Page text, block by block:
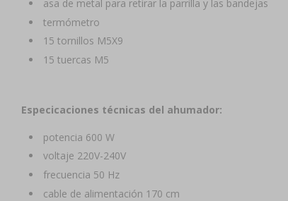
asa de metal para retirar la parrilla y las bandejas
termómetro
15 tornillos M5X9
15 tuercas M5
Especificaciones técnicas del ahumador:
potencia 600 W
voltaje 220V-240V
frecuencia 50 Hz
cable de alimentación 170 cm